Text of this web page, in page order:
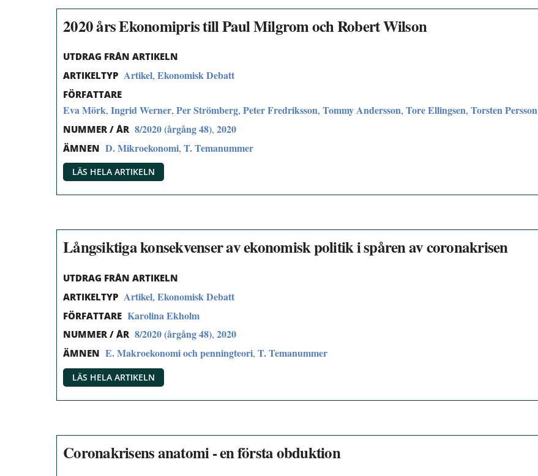
2020 års Ekonomipris till Paul Milgrom och Robert Wilson
UTDRAG FRÅN ARTIKELN
ARTIKELTYP Artikel, Ekonomisk Debatt
FÖRFATTARE
Eva Mörk, Ingrid Werner, Per Strömberg, Peter Fredriksson, Tommy Andersson, Tore Ellingsen, Torsten Persson
NUMMER / ÅR 8/2020 (årgång 48), 2020
ÄMNEN D. Mikroekonomi, T. Temanummer
LÄS HELA ARTIKELN
Långsiktiga konsekvenser av ekonomisk politik i spåren av coronakrisen
UTDRAG FRÅN ARTIKELN
ARTIKELTYP Artikel, Ekonomisk Debatt
FÖRFATTARE Karolina Ekholm
NUMMER / ÅR 8/2020 (årgång 48), 2020
ÄMNEN E. Makroekonomi och penningteori, T. Temanummer
LÄS HELA ARTIKELN
Coronakrisens anatomi - en första obduktion